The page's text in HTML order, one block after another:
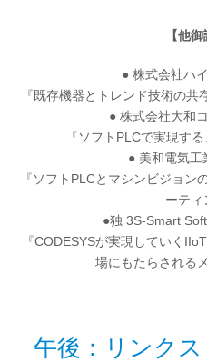
【他御
● 株式会社ハ
『既存機器とトレンド技術の共
● 株式会社大和
『ソフトPLCで実現す
● 美和電気工
『ソフトPLCとマシンビジョン
ーティ
●独 3S-Smart
『CODESYSが実現していく
場にもたらされる
午後：リンク